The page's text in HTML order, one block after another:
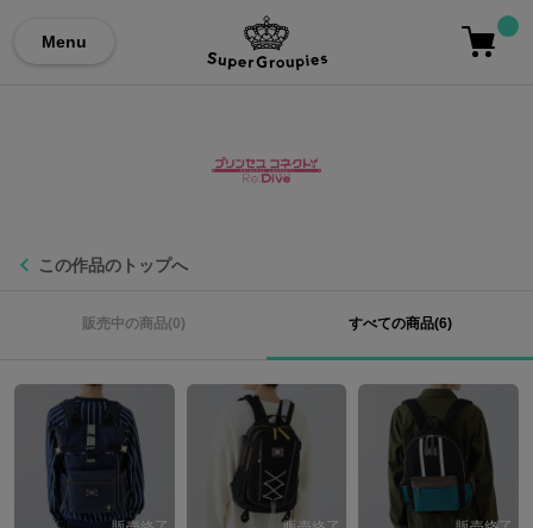
Menu
この作品のトップへ
販売中の商品(0) すべての商品(6)